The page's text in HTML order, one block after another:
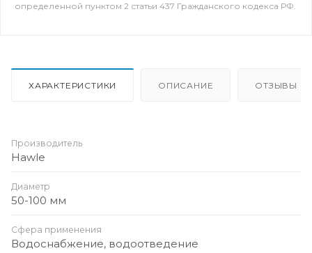
определенной пунктом 2 статьи 437 Гражданского кодекса РФ.
ХАРАКТЕРИСТИКИ ОПИСАНИЕ ОТЗЫВЫ
Производитель
Hawle
Диаметр
50-100 мм
Сфера применения
Водоснабжение, водоотведение